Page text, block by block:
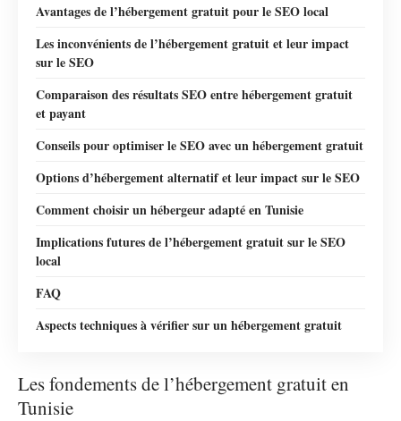
Avantages de l’hébergement gratuit pour le SEO local
Les inconvénients de l’hébergement gratuit et leur impact
sur le SEO
Comparaison des résultats SEO entre hébergement gratuit
et payant
Conseils pour optimiser le SEO avec un hébergement gratuit
Options d’hébergement alternatif et leur impact sur le SEO
Comment choisir un hébergeur adapté en Tunisie
Implications futures de l’hébergement gratuit sur le SEO
local
FAQ
Aspects techniques à vérifier sur un hébergement gratuit
Les fondements de l’hébergement gratuit en
Tunisie